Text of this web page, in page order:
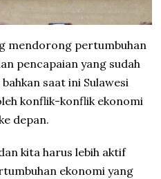
mendorong pertumbuhan
pencapaian yang sudah
saat ini Sulawesi
konflik-konflik ekonomi
depan.
kita harus lebih aktif
ekonomi yang